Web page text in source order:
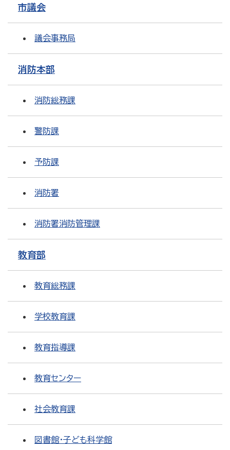
市議会
議会事務局
消防本部
消防総務課
警防課
予防課
消防署
消防署消防管理課
教育部
教育総務課
学校教育課
教育指導課
教育センター
社会教育課
図書館・子ども科学館